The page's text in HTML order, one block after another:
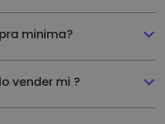
minima?
vender mi ?